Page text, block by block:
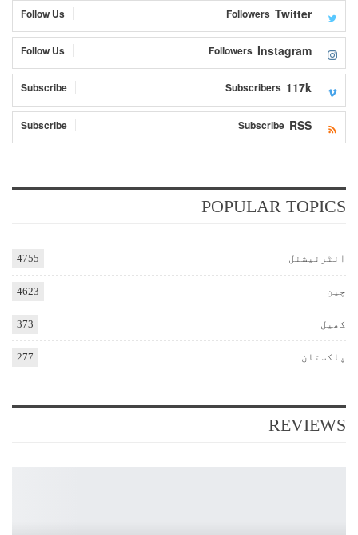
Twitter
Followers
Follow Us
Instagram
Followers
Follow Us
117k
Subscribers
Subscribe
RSS
Subscribe
Subscribe
POPULAR TOPICS
انٹرنیشنل 4755
چین 4623
کھیل 373
پاکستان 277
REVIEWS